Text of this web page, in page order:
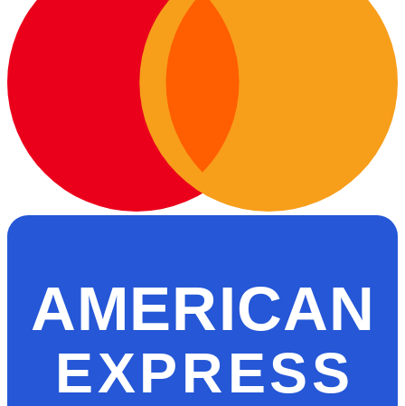
AMERICAN
EXPRESS